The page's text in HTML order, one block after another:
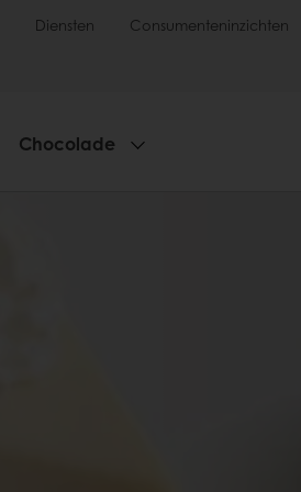
Diensten Consumenteninzichten
Chocolade